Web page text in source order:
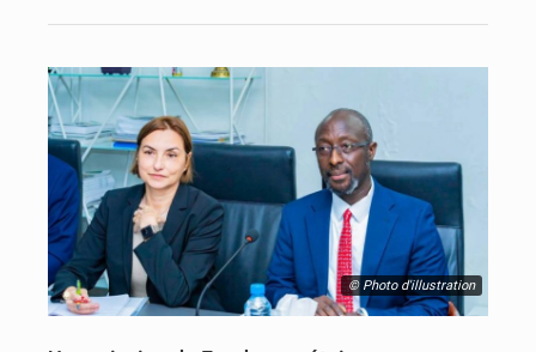
© Photo d'illustration